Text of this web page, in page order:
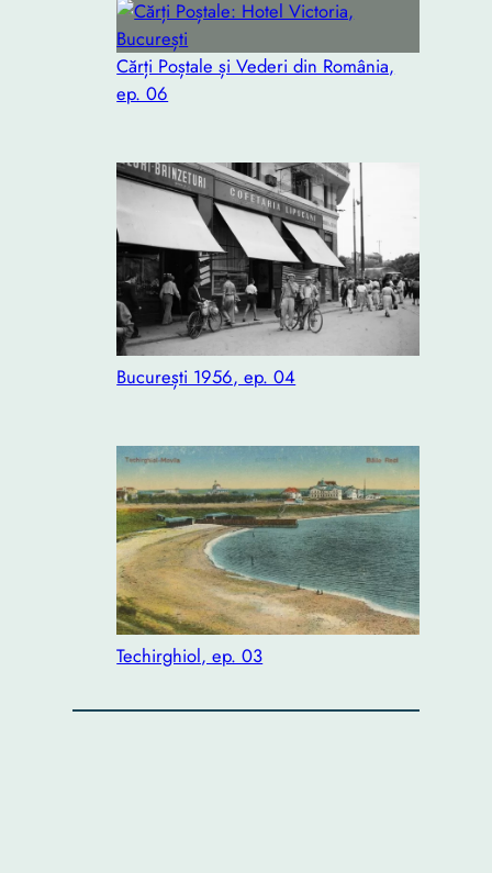
Cărți Poștale și Vederi din România,
ep. 06
București 1956, ep. 04
Techirghiol, ep. 03